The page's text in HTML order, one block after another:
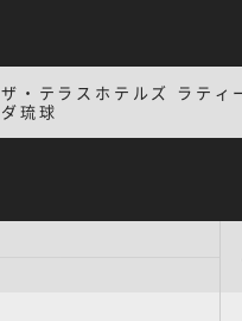
ザ・テラスホテルズ ラティ
ダ琉球